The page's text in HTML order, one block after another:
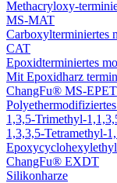
Methacryloxy-
MS-MAT
Carboxylterminiertes
CAT
Epoxidterminiertes
Mit Epoxidharz
ChangFu® MS-EPET
1,3,5-Trimethyl-
1,3,3,5-Tetramethyl-
ChangFu® EXDT
Silikonharze